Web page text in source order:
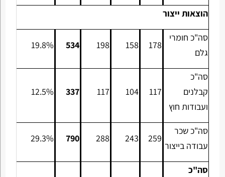
הוצאות ייצור
סה"כ חומרי
גלם
178
158
198
534
19.8%
סה"כ
קבלנים
ועבודות חוץ
117
104
117
337
12.5%
סה"כ שכר
עבודה בייצור
259
243
288
790
29.3%
סה"כ